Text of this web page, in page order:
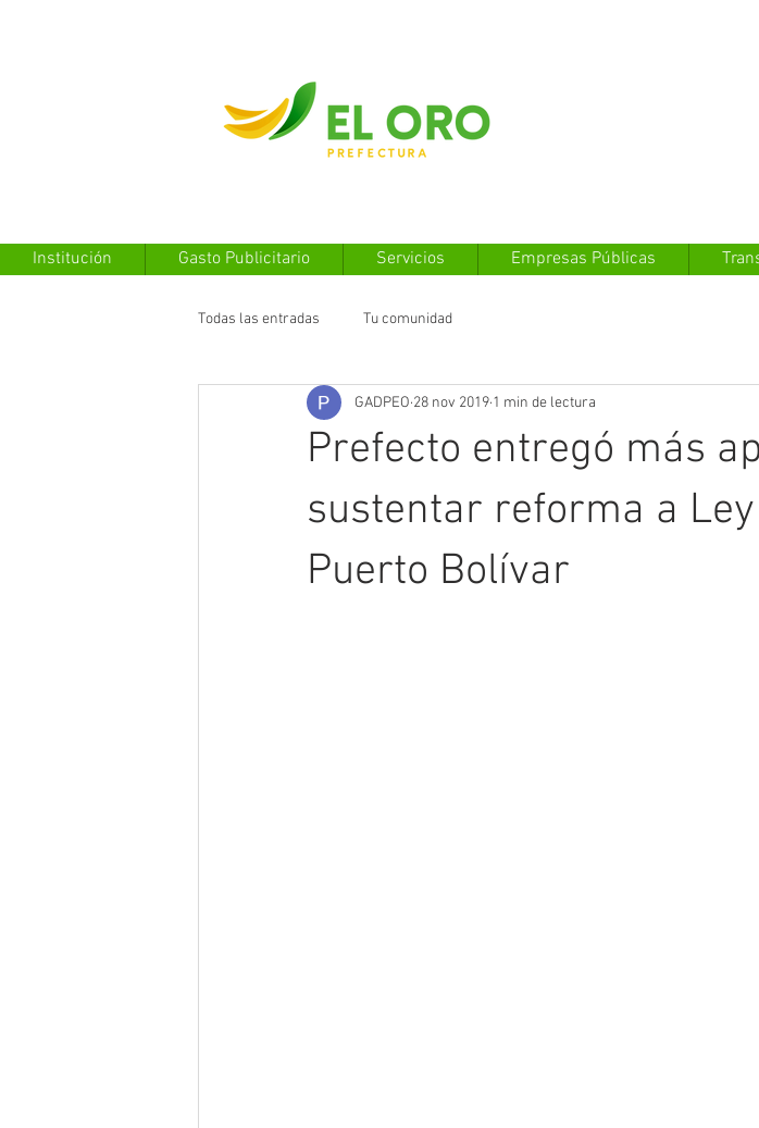
Institución Gasto Publicitario Servicios Empresas Públicas
Todas las entradas Tu comunidad
Prefecto entregó más
sustentar reforma a
Puerto Bolívar
GADPEO 28 nov 2019 1 min de lectura